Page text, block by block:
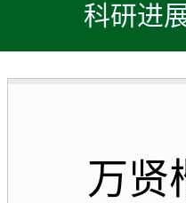
科研进
万贤